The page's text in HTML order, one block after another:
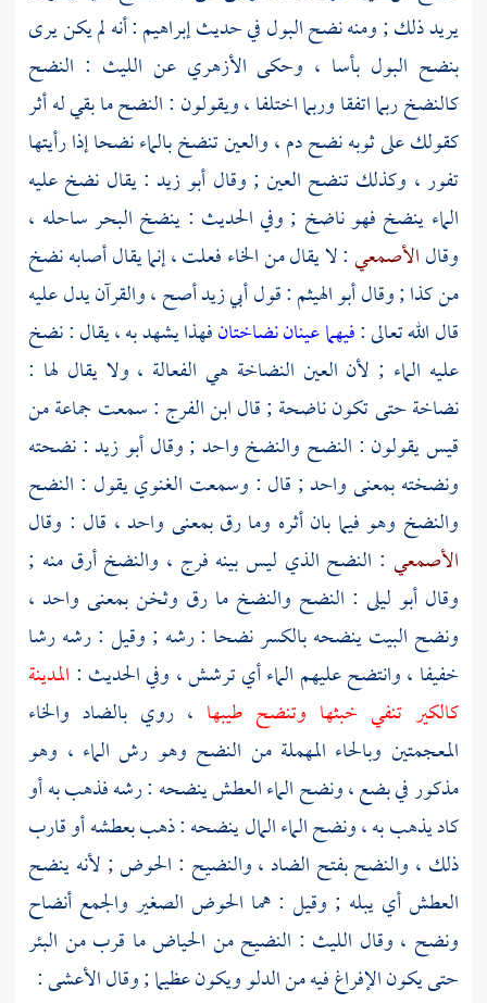
يريد ذلك ; ومنه نضح البول في حديثإبراهيم: أنه لم يكن يرى
بنضح البول بأسا ، وحكى الأزهريعن الليث : النضح
كالنضخ ربما اتفقا وربما اختلفا ، ويقولون : النضح ما بقي له أثر
كقولك على ثوبه نضح دم ، والعين تنضخ بالماء نضحا إذا رأيتها
تفور ، وكذلك تنضح العين ; وقال أبو زيد : يقال نضخ عليه
الماء ينضخ فهو ناضخ ; وفي الحديث : ينضخ البحر ساحله ،
وقالالأصمعي: لا يقال من الخاء فعلت ، إنما يقال أصابه نضخ
من كذا ; وقالأبو الهيثم: قولأبي زيدأصح ، والقرآن يدل عليه
قال الله تعالى :فيهما عينان نضاختانفهذا يشهد به ، يقال : نضخ
عليه الماء ; لأن العين النضاخة هي الفعالة ، ولا يقال لها :
نضاخة حتى تكون ناضحة ; قالابن الفرج : سمعت جماعة من
قيسيقولون : النضح والنضخ واحد ; وقالأبو زيد: نضحته
ونضخته بمعنى واحد ; قال : وسمعت الغنوييقول : النضح
والنضخ وهو فيما بان أثره وما رق بمعنى واحد ، قال : وقال
الأصمعي : النضح الذي ليس بينه فرج ، والنضخ أرق منه ;
وقالأبو ليلى : النضح والنضخ ما رق وثخن بمعنى واحد ،
ونضح البيت ينضحه بالكسر نضحا : رشه ; وقيل : رشه رشا
خفيفا ، وانتضح عليهم الماء أي ترشش ، وفي الحديث : المدينة
كالكير تنفي خبثها وتنضح طيبها ، روي بالضاد والخاء
المعجمتين وبالحاء المهملة من النضح وهو رش الماء ، وهو
مذكور في بضع ، ونضح الماء العطش ينضحه : رشه فذهب به أو
كاد يذهب به ، ونضح الماء المال ينضحه : ذهب بعطشه أو قارب
ذلك ، والنضح بفتح الضاد ، والنضيح : الحوض ; لأنه ينضح
العطش أي يبله ; وقيل : هما الحوض الصغير والجمع أنضاح
ونضح ، وقال الليث : النضيح من الحياض ما قرب من البئر
حتى يكون الإفراغ فيه من الدلو ويكون عظيما ; وقالالأعشى: